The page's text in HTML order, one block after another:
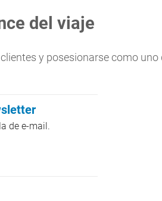
del viaje
y posesionarse como uno
de e-mail.